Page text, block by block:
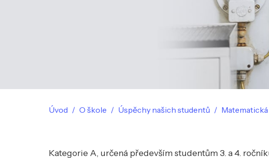
Úvod O škole Úspěchy našich studentů
Kategorie A, určená především studentům 3. a 4.